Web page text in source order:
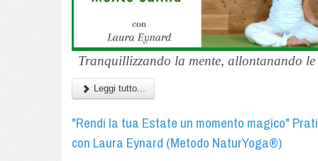
Tranquillizzando la mente, allontanando
Leggi tutto...
"Rendi la tua Estate un momento magico"
con Laura Eynard (Metodo NaturYoga®)